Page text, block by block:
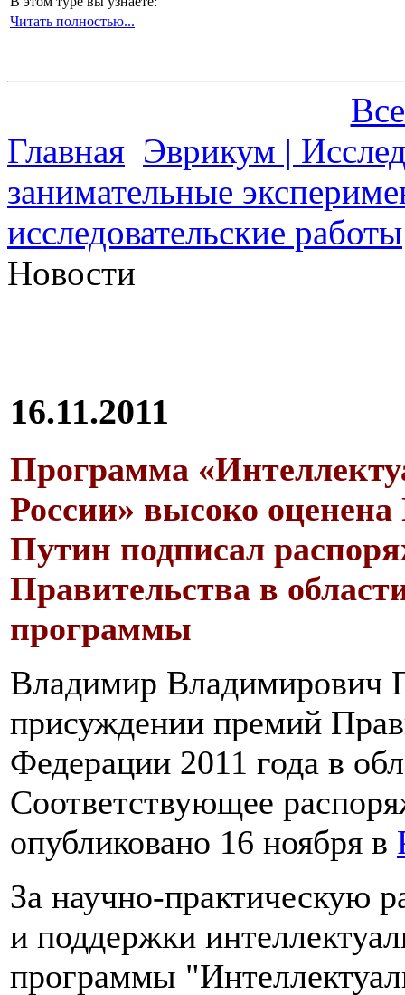
Читать полностью...
Главная Эврикум |
занимательные
исследовательские работы
Новости
16.11.2011
Программа
России» высоко
Путин подписал
Правительства в
программы
Владимир Владимирович
присуждении премий
Федерации 2011 года в
Соответствующее
опубликовано 16 ноября в
За научно-практическую
и поддержки
программы